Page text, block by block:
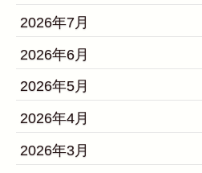
2026年7月
2026年6月
2026年5月
2026年4月
2026年3月